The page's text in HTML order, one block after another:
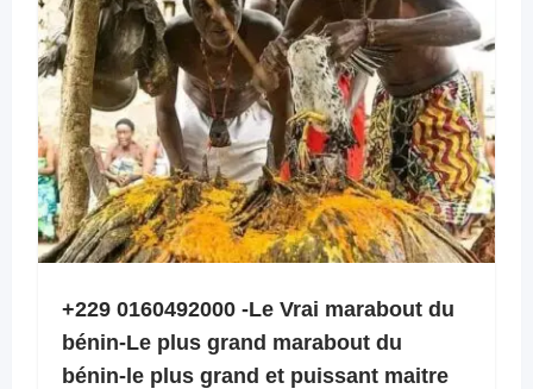
+229 0160492000 -Le Vrai marabout du
bénin-Le plus grand marabout du
bénin-le plus grand et puissant maitre